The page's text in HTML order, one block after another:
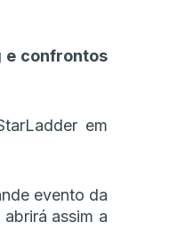
e confrontos
em
evento da
assim a